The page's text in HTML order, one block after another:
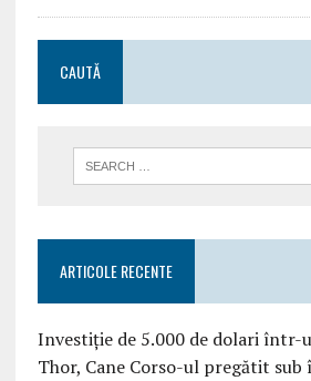
CAUTĂ
ARTICOLE RECENTE
Investiție de 5.000 de dolari într-
Thor, Cane Corso-ul pregătit sub